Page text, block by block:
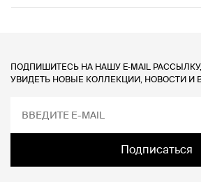
ПОДПИШИТЕСЬ НА НАШУ E‑MAIL
УВИДЕТЬ НОВЫЕ КОЛЛЕКЦИИ, НОВОСТИ И
Подписаться